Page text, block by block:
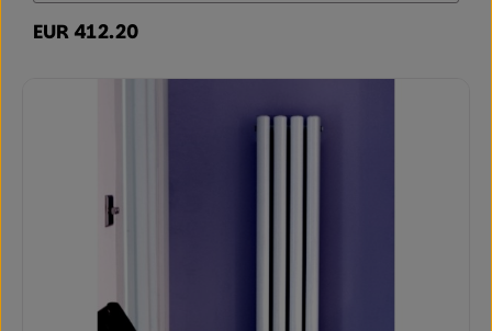
Regulärer Preis:
EUR 412.20